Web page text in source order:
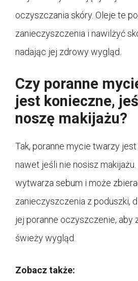
oczyszczania skóry. Oleje te
zanieczyszczenia i nawilżyć
nadając jej zdrowy wygląd.
Czy poranne
jest konieczne,
noszę makijażu?
Tak, poranne mycie twarzy jest
nawet jeśli nie nosisz
wytwarza sebum i może
zanieczyszczenia z poduszki,
jej poranne oczyszczenie, aby
świeży wygląd.
Zobacz także: